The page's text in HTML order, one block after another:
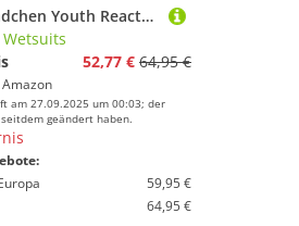
ONEILL Mädchen Youth Reactor Ii 2mm Back Zip Spring Wetsuit, schwarz (Berry), 16
52,77 € 64,95 €
Amazon
am 27.09.2025 um 00:03; der
geändert haben.
59,95 €
64,95 €